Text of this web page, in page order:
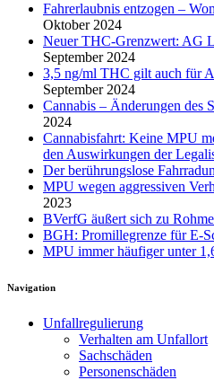
Fahrerlaubnis entzogen –
Oktober 2024
Neuer THC-Grenzwert: AG
September 2024
3,5 ng/ml THC gilt auch für
September 2024
Cannabis – Änderungen des
2024
Cannabisfahrt: Keine MPU
den Auswirkungen der
Der berührungslose
MPU wegen aggressiven
2023
BVerfG äußert sich zu
BGH: Promillegrenze für E-
MPU immer häufiger unter
Navigation
Unfallregulierung
Verhalten am Unfallort
Sachschäden
Personenschäden